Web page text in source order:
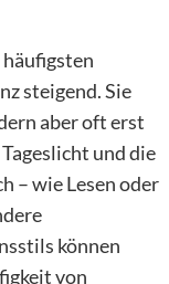
steigend. Sie
aber oft erst
und die
– wie Lesen oder
können
von